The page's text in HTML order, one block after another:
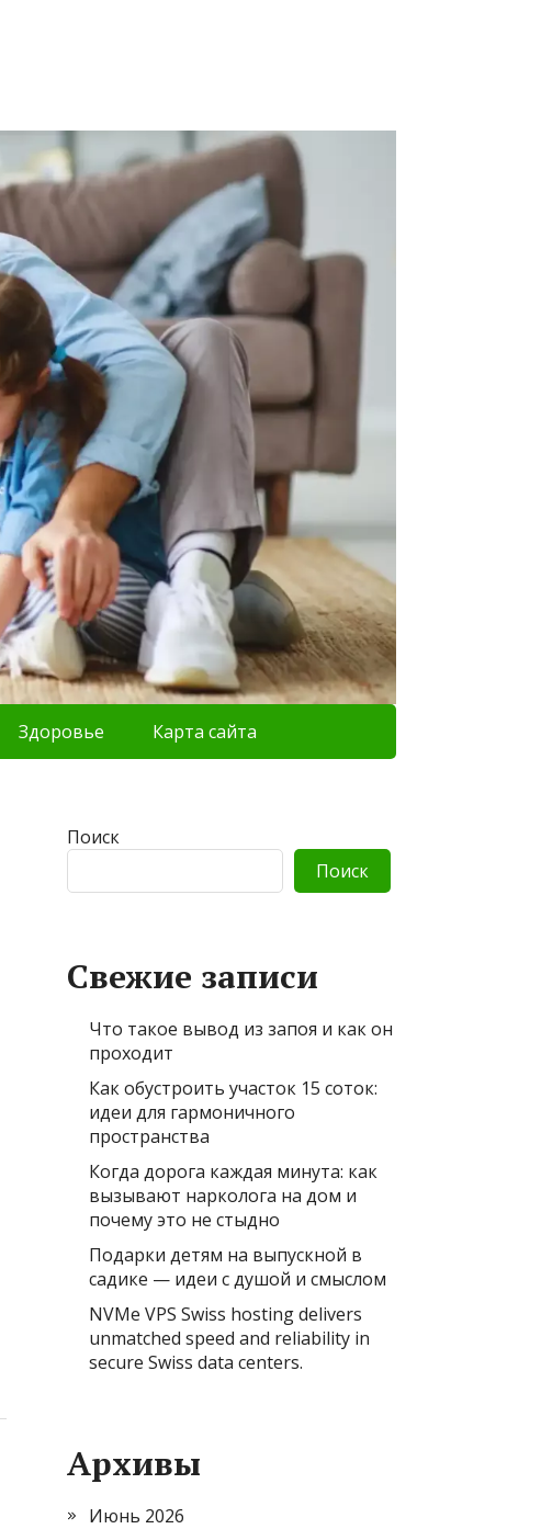
Здоровье Карта сайта
Поиск
Поиск
Свежие записи
Что такое вывод из запоя и как он
проходит
Как обустроить участок 15 соток:
идеи для гармоничного
пространства
Когда дорога каждая минута: как
вызывают нарколога на дом и
почему это не стыдно
Подарки детям на выпускной в
садике — идеи с душой и смыслом
NVMe VPS Swiss hosting delivers
unmatched speed and reliability in
secure Swiss data centers.
Архивы
Июнь 2026